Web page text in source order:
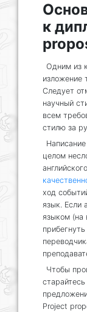
к
Одним из
изложение
Следует
научный
всем
стилю за
целом
ход
язык. Если
языком (на
Чтобы
Project